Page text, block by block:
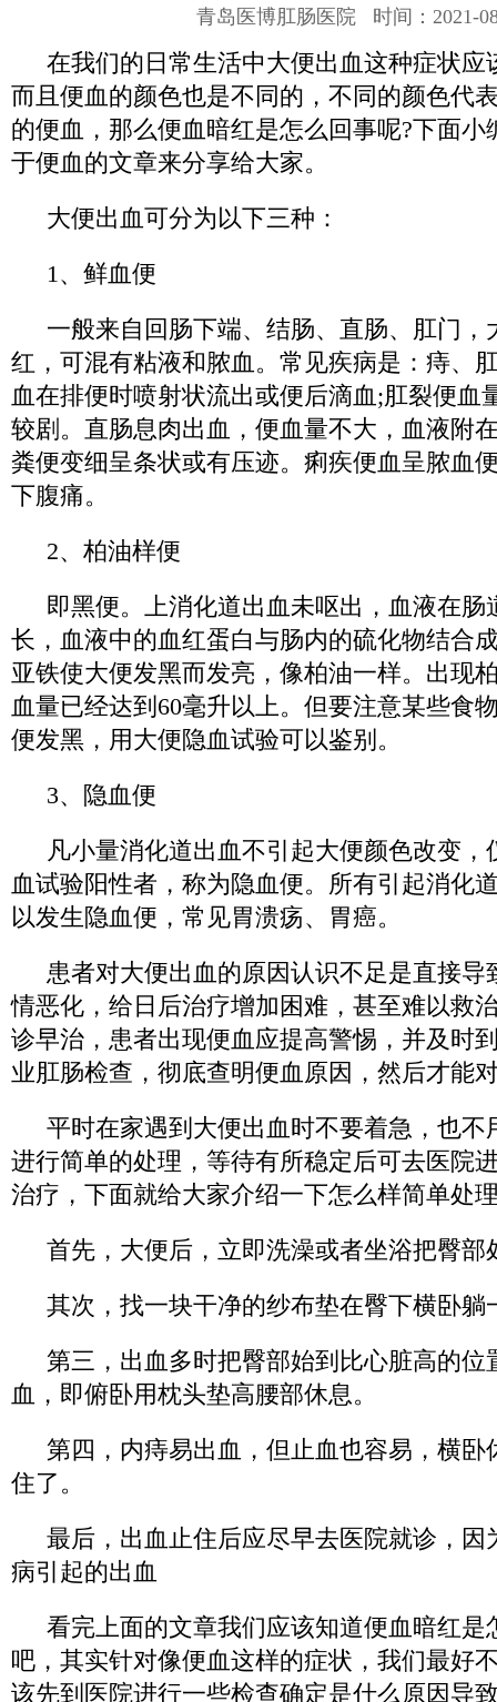
青岛医博肛肠医院 时间：2021-
在我们的日常生活中大便出血这种症状应
而且便血的颜色也是不同的，不同的颜色代
的便血，那么便血暗红是怎么回事呢?下面小
于便血的文章来分享给大家。
大便出血可分为以下三种：
1、鲜血便
一般来自回肠下端、结肠、直肠、肛门，
红，可混有粘液和脓血。常见疾病是：痔、
血在排便时喷射状流出或便后滴血;肛裂便血
较剧。直肠息肉出血，便血量不大，血液附
粪便变细呈条状或有压迹。痢疾便血呈脓血
下腹痛。
2、柏油样便
即黑便。上消化道出血未呕出，血液在肠
长，血液中的血红蛋白与肠内的硫化物结合
亚铁使大便发黑而发亮，像柏油一样。出现
血量已经达到60毫升以上。但要注意某些食
便发黑，用大便隐血试验可以鉴别。
3、隐血便
凡小量消化道出血不引起大便颜色改变，
血试验阳性者，称为隐血便。所有引起消化
以发生隐血便，常见胃溃疡、胃癌。
患者对大便出血的原因认识不足是直接导
情恶化，给日后治疗增加困难，甚至难以救
诊早治，患者出现便血应提高警惕，并及时
业肛肠检查，彻底查明便血原因，然后才能
平时在家遇到大便出血时不要着急，也不
进行简单的处理，等待有所稳定后可去医院
治疗，下面就给大家介绍一下怎么样简单处
首先，大便后，立即洗澡或者坐浴把臀部
其次，找一块干净的纱布垫在臀下横卧躺
第三，出血多时把臀部始到比心脏高的位
血，即俯卧用枕头垫高腰部休息。
第四，内痔易出血，但止血也容易，横卧
住了。
最后，出血止住后应尽早去医院就诊，因
病引起的出血
看完上面的文章我们应该知道便血暗红是
吧，其实针对像便血这样的症状，我们最好
该先到医院进行一些检查确定是什么原因导